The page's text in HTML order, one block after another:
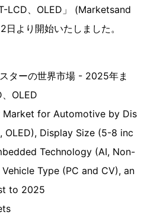
LCD、OLED」 (Marketsand
より開始いたしました。
ターの世界市場 - 2025年ま
OLED
for Automotive by Dis
OLED), Display Size (5-8 inc
Technology (AI, Non-
Type (PC and CV), an
to 2025